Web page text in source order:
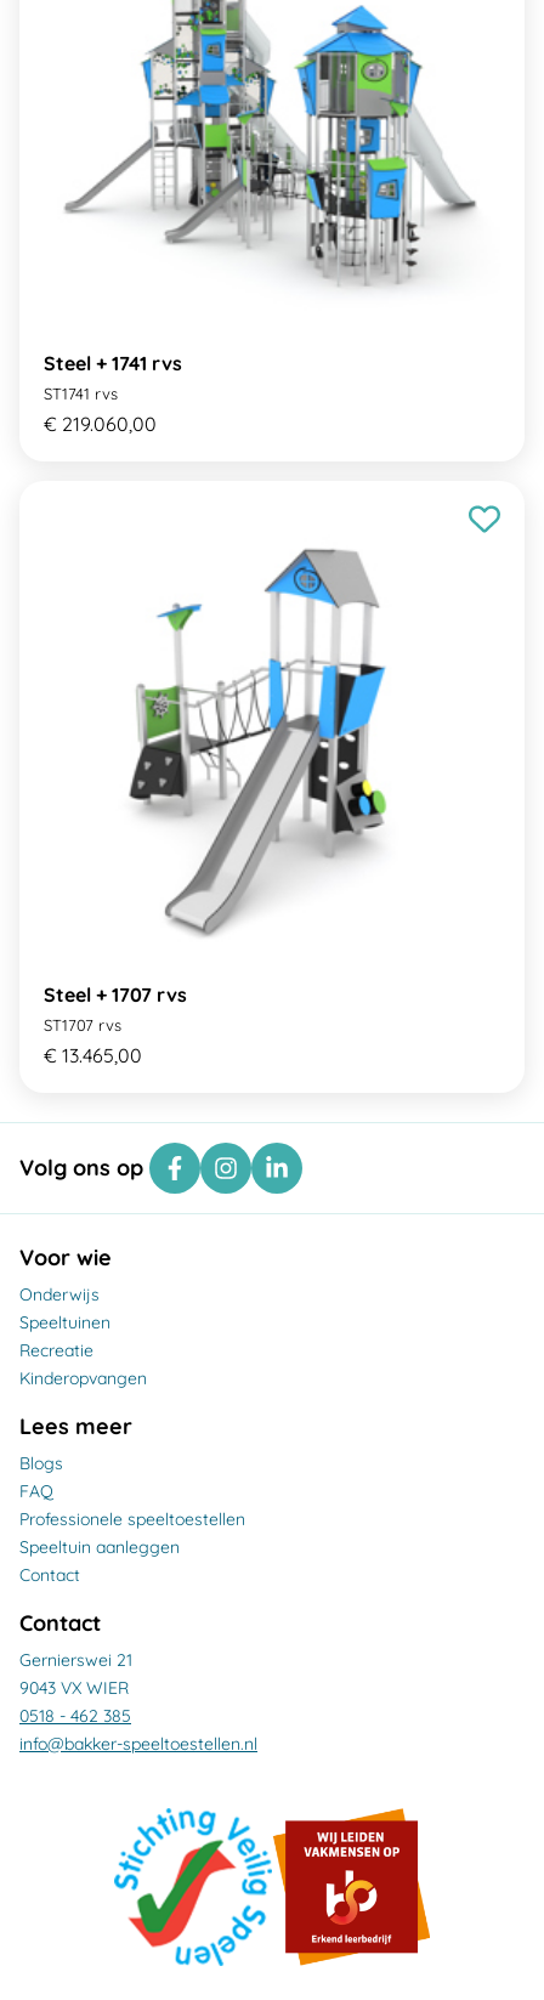
Steel + 1741 rvs
ST1741 rvs
€ 219.060,00
Steel + 1707 rvs
ST1707 rvs
€ 13.465,00
Volg ons op
Voor wie
Onderwijs
Speeltuinen
Recreatie
Kinderopvangen
Lees meer
Blogs
FAQ
Professionele speeltoestellen
Speeltuin aanleggen
Contact
Contact
Gernierswei 21
9043 VX WIER
0518 - 462 385
info@bakker-speeltoestellen.nl